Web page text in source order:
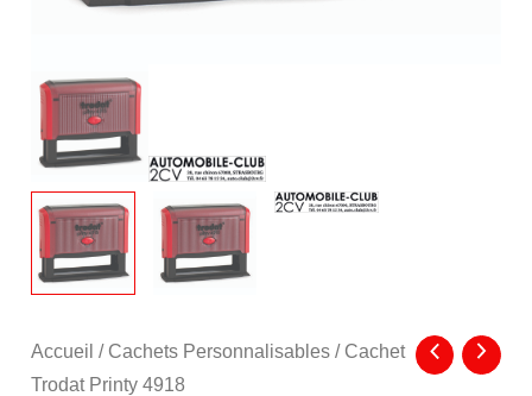
Accueil / Cachets Personnalisables / Cachet
Trodat Printy 4918